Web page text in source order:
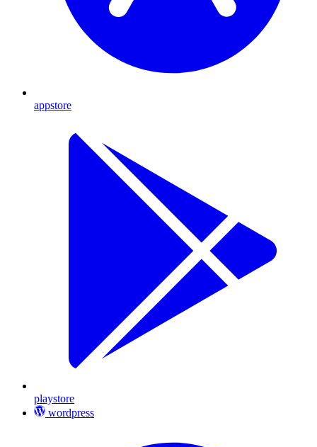
appstore
playstore
wordpress